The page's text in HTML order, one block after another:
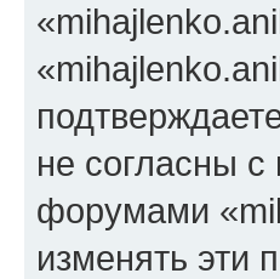
не согласны с
форумами
изменять эти